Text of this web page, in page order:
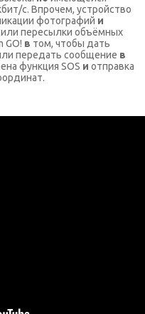
с. Впрочем, устройство
фотографий и
пересылки объёмных
GO! в том, чтобы дать
передать сообщение в
функция SOS и отправка